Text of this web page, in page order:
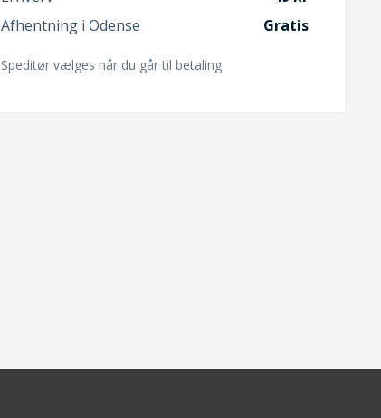
Afhentning i Odense
Gratis
Speditør vælges når du går til betaling